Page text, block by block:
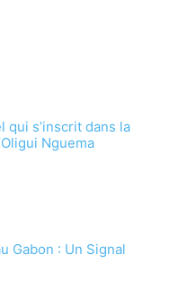
qui s’inscrit dans la
Nguema
Gabon : Un Signal